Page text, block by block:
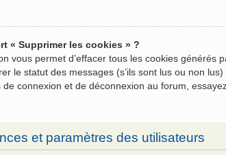
« Supprimer les cookies » ?
vous permet d’effacer tous les cookies
le statut des messages (s’ils sont lus ou non
de connexion et de déconnexion au forum,
et paramètres des utilisateurs